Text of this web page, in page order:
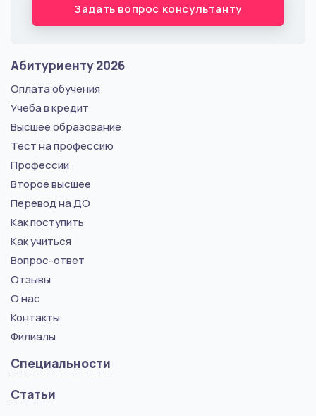
Задать вопрос консультанту
Абитуриенту 2026
Оплата обучения
Учеба в кредит
Высшее образование
Тест на профессию
Профессии
Второе высшее
Перевод на ДО
Как поступить
Как учиться
Вопрос-ответ
Отзывы
О нас
Контакты
Филиалы
Специальности
Статьи